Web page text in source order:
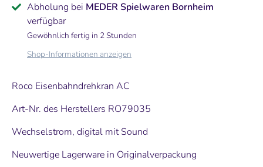
Abholung bei MEDER Spielwaren Bornheim
verfügbar
Gewöhnlich fertig in 2 Stunden
Shop-Informationen anzeigen
Roco Eisenbahndrehkran AC
Art-Nr. des Herstellers RO79035
Wechselstrom, digital mit Sound
Neuwertige Lagerware in Originalverpackung